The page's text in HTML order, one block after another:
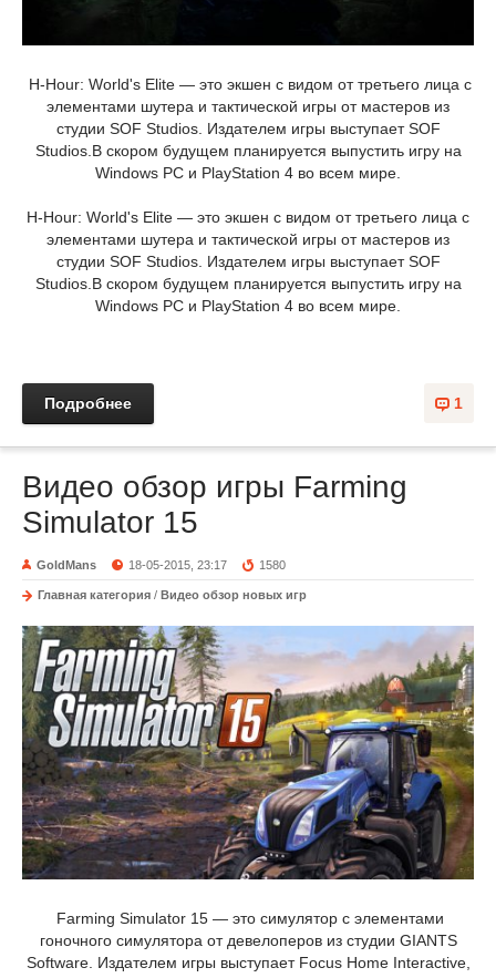
H-Hour: World's Elite — это экшен с видом от третьего лица с
элементами шутера и тактической игры от мастеров из
студии SOF Studios. Издателем игры выступает SOF
Studios.В скором будущем планируется выпустить игру на
Windows PC и PlayStation 4 во всем мире.
H-Hour: World's Elite — это экшен с видом от третьего лица с
элементами шутера и тактической игры от мастеров из
студии SOF Studios. Издателем игры выступает SOF
Studios.В скором будущем планируется выпустить игру на
Windows PC и PlayStation 4 во всем мире.
1
Подробнее
Видео обзор игры Farming
Simulator 15
GoldMans 18-05-2015, 23:17 1580
Главная категория / Видео обзор новых игр
Farming Simulator 15 — это симулятор с элементами
гоночного симулятора от девелоперов из студии GIANTS
Software. Издателем игры выступает Focus Home Interactive,